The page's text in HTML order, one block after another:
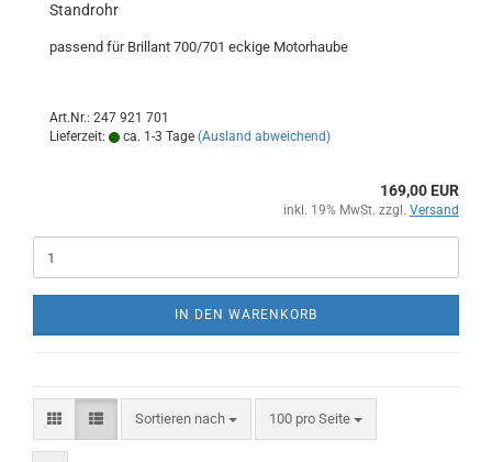
Standrohr
passend für Brillant 700/701 eckige Motorhaube
Art.Nr.: 247 921 701
Lieferzeit:
ca. 1-3 Tage (Ausland abweichend)
169,00 EUR
inkl. 19% MwSt. zzgl. Versand
IN DEN WARENKORB
Sortieren nach
Sortieren nach 100 pro Seite
pro Seite